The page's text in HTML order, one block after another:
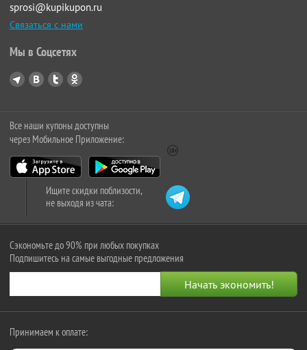
sprosi@kupikupon.ru
Связаться с нами
Мы в Соцсетях
Все наши купоны доступны
через Мобильное Приложение:
Ищите скидки поблизости,
не выходя из чата:
Сэкономьте до 90% при любых покупках
Подпишитесь на самые выгодные предложения
Принимаем к оплате: